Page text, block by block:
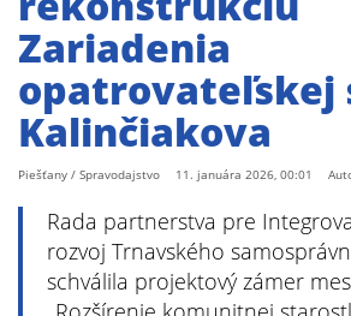
Zariadenia
opatrovateľskej
Kalinčiakova
Piešťany / Spravodajstvo 11. januára 2026, 00:01
Rada partnerstva pre
rozvoj Trnavského
schválila projektový zámer